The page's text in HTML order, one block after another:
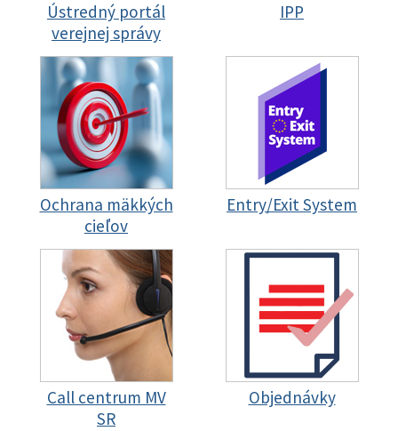
Ústredný portál
verejnej správy
IPP
Ochrana mäkkých
cieľov
Entry/Exit System
Call centrum MV
SR
Objednávky